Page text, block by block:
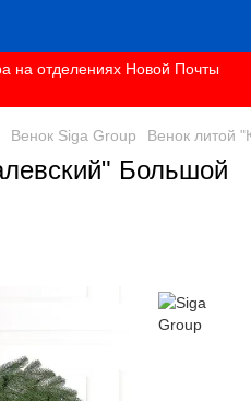
на отделениях Новой Почты
Венок Siga Group Венок литой
Большой